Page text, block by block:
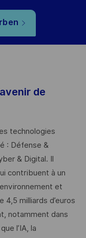
de
technologies
: Défense &
& Digital. Il
contribuent à un
et
milliards d’euros
notamment dans
l’IA, la